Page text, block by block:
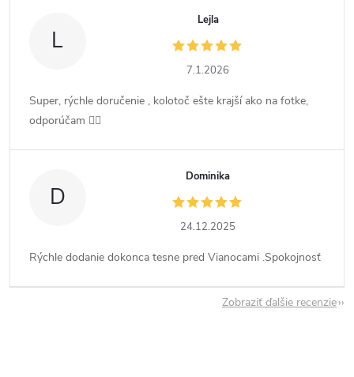
L
Lejla
7.1.2026
Super, rýchle doručenie , kolotoč ešte krajší ako na fotke,
odporúčam 👍🏻
D
Dominika
24.12.2025
Rýchle dodanie dokonca tesne pred Vianocami .Spokojnosť
Zobraziť ďalšie recenzie